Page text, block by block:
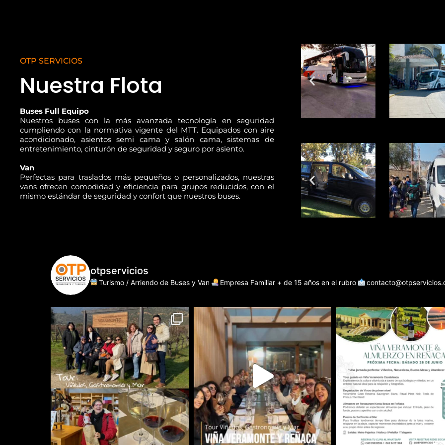
OTP SERVICIOS
Nuestra Flota
Buses Full Equipo
Nuestros buses con la más avanzada tecnología en seguridad
cumpliendo con la normativa vigente del MTT. Equipados con aire
acondicionado, asientos semi cama y salón cama, sistemas de
entretenimiento, cinturón de seguridad y seguro por asiento.
Van
Perfectas para traslados más pequeños o personalizados, nuestras
vans ofrecen comodidad y eficiencia para grupos reducidos, con el
mismo estándar de seguridad y confort que nuestros buses.
otpservicios
Turismo / Arriendo de Buses y Van Empresa Familiar + de 15 años en el rubro